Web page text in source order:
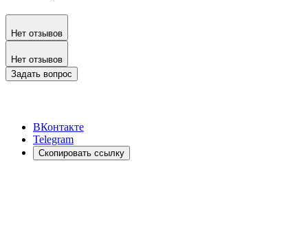
Нет отзывов
Нет отзывов
Задать вопрос
ВКонтакте
Telegram
Скопировать ссылку